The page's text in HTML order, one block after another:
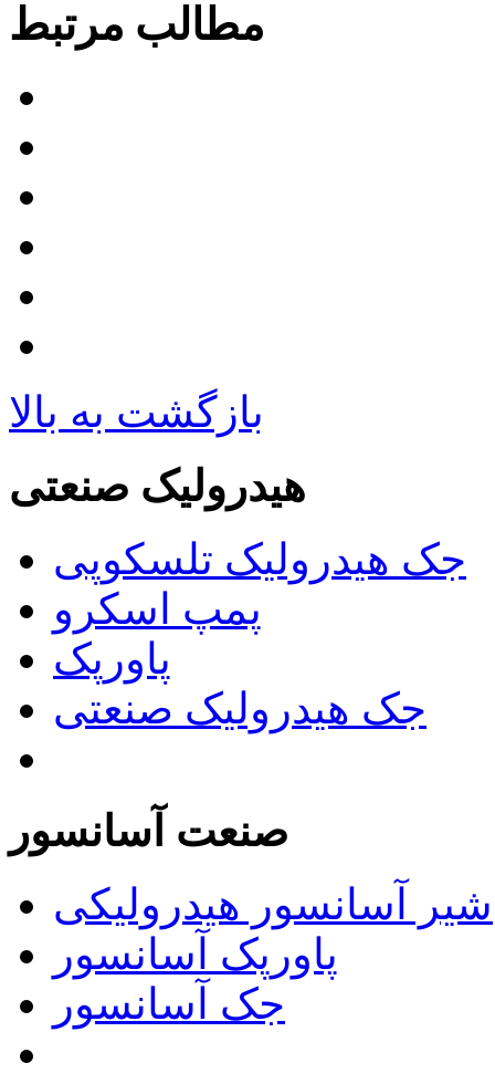
مطالب مرتبط
بازگشت به بالا
هیدرولیک صنعتی
جک هیدرولیک تلسکوپی
پمپ اسکرو
پاورپک
جک هیدرولیک صنعتی
صنعت آسانسور
شیر آسانسور هیدرولیکی
پاورپک آسانسور
جک آسانسور